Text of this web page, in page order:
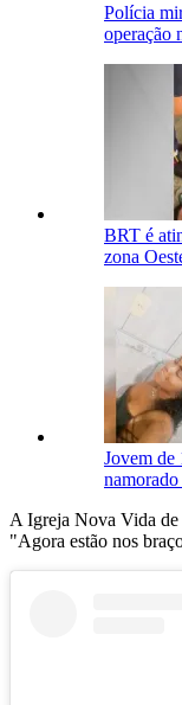
Polícia
operação
BRT é
zona
Jovem de
A Igreja Nova Vida de
"Agora estão nos